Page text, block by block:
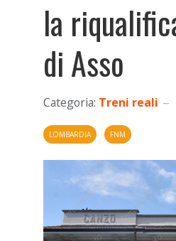
la
di Asso
Categoria: Treni reali
LOMBARDIA FNM